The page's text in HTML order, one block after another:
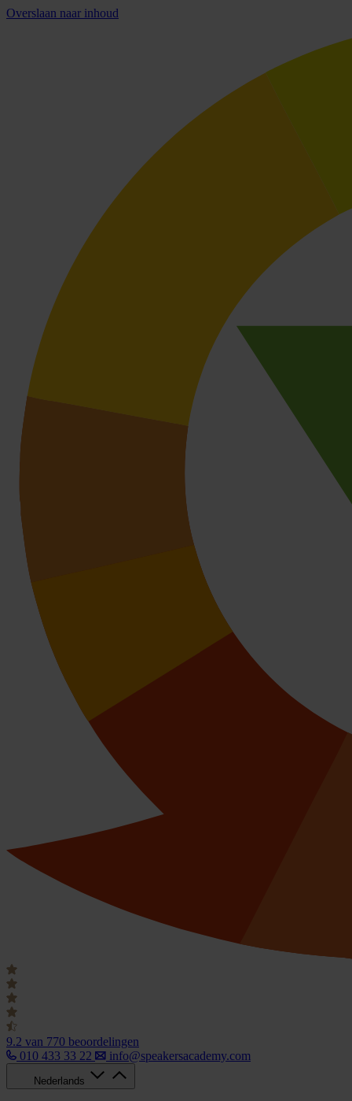
Overslaan naar inhoud
9.2 van 770 beoordelingen
010 433 33 22
info@speakersacademy.com
Nederlands